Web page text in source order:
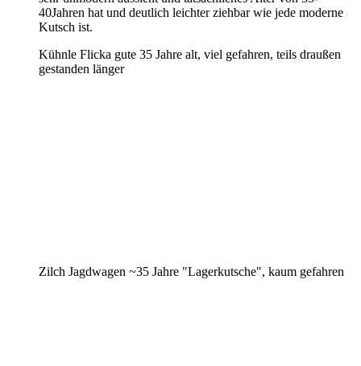
40Jahren hat und deutlich leichter ziehbar wie jede moderne
Kutsch ist.
Kühnle Flicka gute 35 Jahre alt, viel gefahren, teils draußen
gestanden länger
Zilch Jagdwagen ~35 Jahre "Lagerkutsche", kaum gefahren